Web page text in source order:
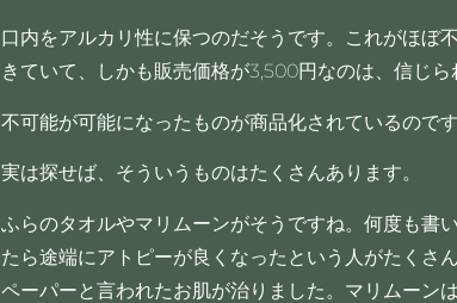
口内をアルカリ性に保つのだそうです。これがほぼ
きていて、しかも販売価格が3,500円なのは、信じら
不可能が可能になったものが商品化されているのです
実は探せば、そういうものはたくさんあります。
ふらのタオルやマリムーンがそうですね。何度も書
たら途端にアトピーが良くなったという人がたくさ
ペーパーと言われたお肌が治りました。マリムーン